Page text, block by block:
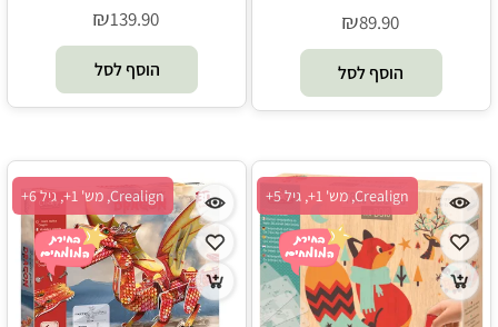
₪89.90
הוסף לסל
₪139.90
הוסף לסל
Crealign, מש' 1+, גיל 5+ Crealign, מש' 1+, גיל 6+